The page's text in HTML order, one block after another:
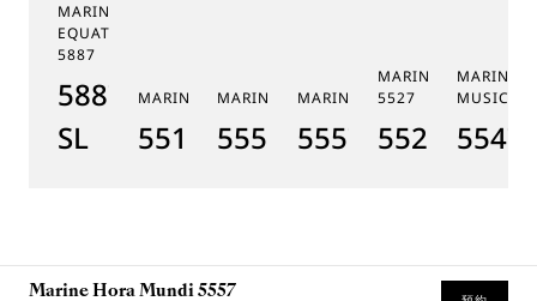
MARINE TOURBILLON
EQUATION MARCHANTE
5887
5887PT/YS/PW0
SL
MARINE 5517
5517BR/Y2/9ZU
MARINE HORA MUNDI 5555
5555BH/YS/9WV
MARINE HORA MUNDI 5557
5557BB/YS/BW0
MARINE
5527
5527BR/
MARINE
Marine Hora Mundi 5557